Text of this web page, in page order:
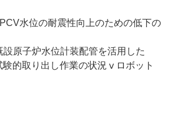
水位の耐震性向上のための低下の
原子炉水位計装配管を活用した
的取り出し作業の状況ⅴロボット